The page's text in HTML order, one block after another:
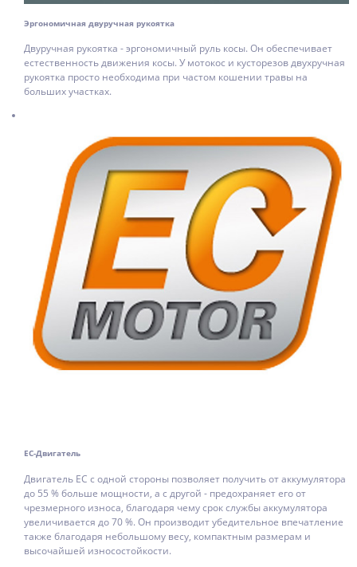
Эргономичная двуручная рукоятка
Двуручная рукоятка - эргономичный руль косы. Он обеспечивает
естественность движения косы. У мотокос и кусторезов двухручная
рукоятка просто необходима при частом кошении травы на
больших участках.
EC-Двигатель
Двигатель EC с одной стороны позволяет получить от аккумулятора
до 55 % больше мощности, а с другой - предохраняет его от
чрезмерного износа, благодаря чему срок службы аккумулятора
увеличивается до 70 %. Он производит убедительное впечатление
также благодаря небольшому весу, компактным размерам и
высочайшей износостойкости.